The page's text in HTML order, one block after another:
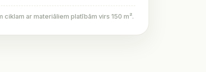
ciklam ar materiāliem platībām virs 150 m².